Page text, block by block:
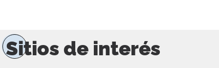
Sitios de interés